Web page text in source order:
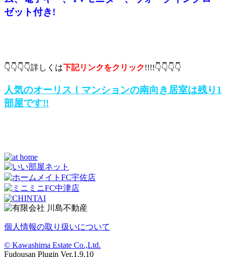
ゼット付き!
👇👇👇👇詳しくは下記リンクをクリック!!!!👇👇👇👇
人気のオーリスⅠマンションの南向き居室は残り1
部屋です!!
個人情報の取り扱いについて
© Kawashima Estate Co.,Ltd.
Fudousan Plugin Ver.1.9.10